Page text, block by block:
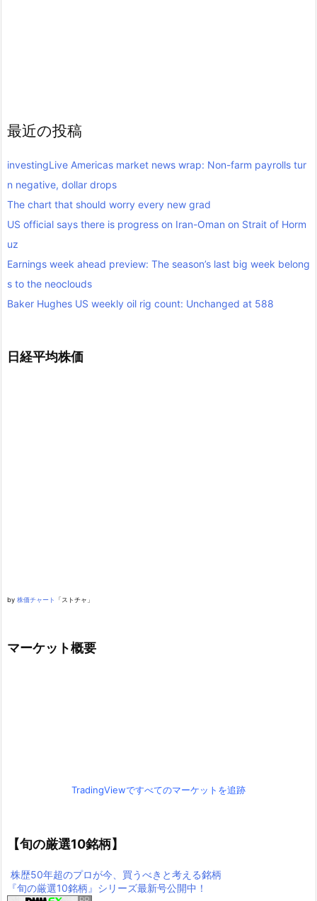
最近の投稿
investingLive Americas market news wrap: Non-farm payrolls tur
n negative, dollar drops
The chart that should worry every new grad
US official says there is progress on Iran-Oman on Strait of Horm
uz
Earnings week ahead preview: The season’s last big week belong
s to the neoclouds
Baker Hughes US weekly oil rig count: Unchanged at 588
日経平均株価
by 株価チャート 「ストチャ」
マーケット概要
TradingViewですべてのマーケットを追跡
【旬の厳選10銘柄】
株歴50年超のプロが今、買うべきと考える銘柄
『旬の厳選10銘柄』シリーズ最新号公開中！